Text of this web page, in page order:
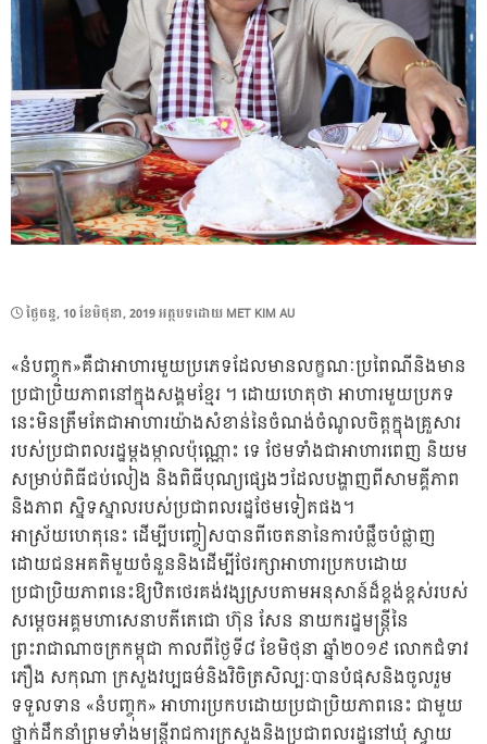
POSTED
ថ្ងៃ​ចន្ទ, 10 ខែ​មិថុនា, 2019អត្ថបទដោយ MET KIM AU
«នំបញ្ចុក»គឺជាអាហារមួយប្រភេទដែលមានលក្ខណៈប្រពៃណីនិងមាន
ប្រជាប្រិយភាពនៅក្នុងសង្គមខ្មែរ ។ ដោយហេតុថា អាហារមួយប្រភទ
នេះមិនត្រឹមតែជាអាហារយ៉ាងសំខាន់នៃចំណង់ចំណូលចិត្តក្នុងគ្រួសារ
របស់ប្រជាពលរដ្ឋម្ដងម្កាលប៉ុណ្ណោះ ទេ ថែមទាំងជាអាហារពេញ និយម
សម្រាប់ពិធីជប់លៀង និងពិធីបុណ្យផ្សេងៗដែលបង្ហាញពីសាមគ្គីភាព
និងភាព ស្និទស្នាលរបស់ប្រជាពលរដ្ឋថែមទៀតផង។
អាស្រ័យហេតុនេះ ដើម្បីបញ្ចៀសបានពីចេតនានៃការបំផ្លឹចបំផ្លាញ
ដោយជនអគតិមួយចំនួននិងដើម្បីថែរក្សាអាហារប្រកបដោយ
ប្រជាប្រិយភាពនេះឱ្យឋិតថេរគង់វង្សស្របតាមអនុសាន៍ដ៏ខ្ពង់ខ្ពស់របស់
សម្តេចអគ្គមហាសេនាបតីតេជោ ហ៊ុន សែន នាយករដ្ឋមន្រ្តីនៃ
ព្រះរាជាណាចក្រកម្ពុជា កាលពីថ្ងៃទី៨ ខែមិថុនា ឆ្នាំ២០១៩ លោកជំទាវ
ភឿង សកុណា ក្រសួងវប្បធម៌និងវិចិត្រសិល្បៈបានបំផុសនិងចូលរួម
ទទួលទាន «នំបញ្ចុក» អាហារប្រកបដោយប្រជាប្រិយភាពនេះ ជាមួយ
ថ្នាក់ដឹកនាំព្រមទាំងមន្រ្តីរាជការក្រសួងនិងប្រជាពលរដ្ឋនៅឃុំ ស្វាយ